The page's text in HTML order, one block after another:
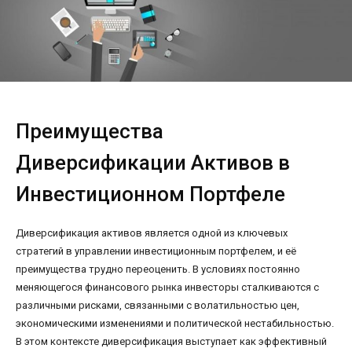
Преимущества
Диверсификации Активов в
Инвестиционном Портфеле
Диверсификация активов является одной из ключевых
стратегий в управлении инвестиционным портфелем, и её
преимущества трудно переоценить. В условиях постоянно
меняющегося финансового рынка инвесторы сталкиваются с
различными рисками, связанными с волатильностью цен,
экономическими изменениями и политической нестабильностью.
В этом контексте диверсификация выступает как эффективный